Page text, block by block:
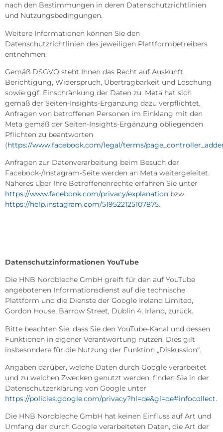
nach den Bestimmungen in deren Datenschutzrichtlinien
und Nutzungsbedingungen.
Weitere Informationen können Sie den
Datenschutzrichtlinien des jeweiligen Plattformbetreibers
entnehmen.
Gemäß DSGVO steht Ihnen das Recht auf Auskunft,
Berichtigung, Widerspruch, Übertragbarkeit und Löschung
sowie ggf. Einschränkung der Daten zu. Meta hat sich
gemäß der Seiten-Insights-Ergänzung dazu verpflichtet,
Anfragen von betroffenen Personen im Einklang mit den
Meta gemäß der Seiten-Insights-Ergänzung obliegenden
Pflichten zu beantworten
(https://www.facebook.com/legal/terms/
Anfragen zur Datenverarbeitung beim Besuch der
Facebook-/Instagram-Seite werden an Meta weitergeleitet.
Näheres über Ihre Betroffenenrechte erfahren Sie unter
https://www.facebook.com/privacy/explanation bzw.
https://help.instagram.com/519522125107875.
Datenschutzinformationen YouTube
Die HNB Nordbleche GmbH greift für den auf YouTube
angebotenen Informationsdienst auf die technische
Plattform und die Dienste der Google Ireland Limited,
Gordon House, Barrow Street, Dublin 4, Irland, zurück.
Bitte beachten Sie, dass Sie den YouTube-Kanal und dessen
Funktionen in eigener Verantwortung nutzen. Dies gilt
insbesondere für die Nutzung der Funktion „Diskussion“.
Angaben darüber, welche Daten durch Google verarbeitet
und zu welchen Zwecken genutzt werden, finden Sie in der
Datenschutzerklärung von Google unter
https://policies.google.com/privacy?hl=de&gl=de#infocollect.
Die HNB Nordbleche GmbH hat keinen Einfluss auf Art und
Umfang der durch Google verarbeiteten Daten, die Art der